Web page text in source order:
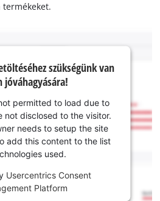
termékeket.
szükségünk van
jóváhagyására!
permitted to load due to
not disclosed to the visitor.
needs to setup the site
add this content to the list
used.
Usercentrics Consent
Platform